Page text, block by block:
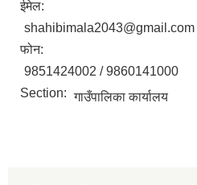
ईमेल:
shahibimala2043@gmail.com
फोन:
9851424002 / 9860141000
Section: गाउँपालिका कार्यालय